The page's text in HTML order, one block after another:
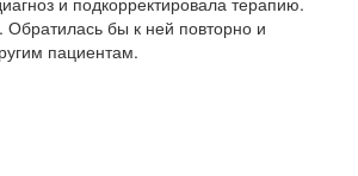
бы к ней повторно и
пациентам.